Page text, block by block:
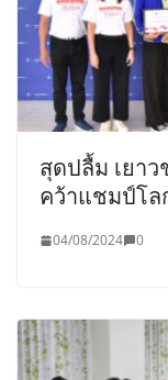
สุดปลื้ม เยา
คว้าแชมป์โล
04/08/2024 0